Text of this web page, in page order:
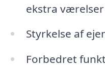
ekstra
Styrkelse af
Forbedret